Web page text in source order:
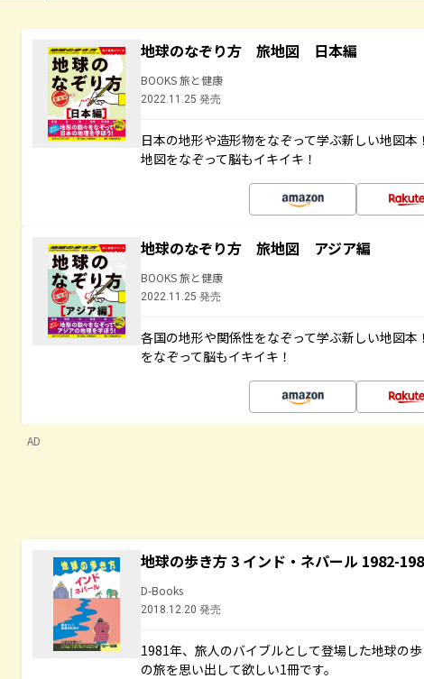
地球のなぞり方 旅地図 日本編
BOOKS 旅と健康
2022.11.25 発売
日本の地形や造形物をなぞって学ぶ新しい地図
地図をなぞって脳もイキイキ！
地球のなぞり方 旅地図 アジア編
BOOKS 旅と健康
2022.11.25 発売
各国の地形や関係性をなぞって学ぶ新しい地図
をなぞって脳もイキイキ！
AD
地球の歩き方 3 インド・ネパール 1982-
D-Books
2018.12.20 発売
1981年、旅人のバイブルとして登場した地球の
の旅を思い出して欲しい1冊です。